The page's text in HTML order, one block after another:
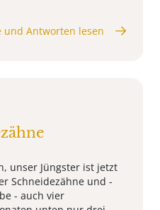
und Antworten lesen
unser Jüngster ist jetzt
Schneidezähne und -
- auch vier